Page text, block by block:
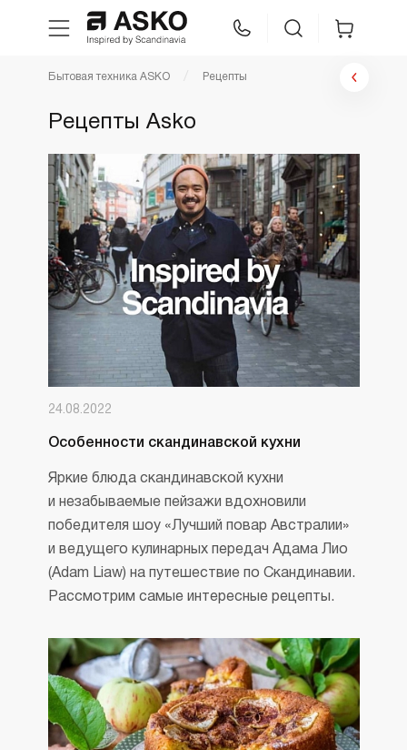
Техника для кухни
Уход за бельем
Asko Professional
Аксессуары
Шоу-рум
Бытовая техника ASKO Рецепты
Рецепты Asko
24.08.2022
Особенности скандинавской кухни
Яркие блюда скандинавской кухни
и незабываемые пейзажи вдохновили
победителя шоу «Лучший повар Австралии»
и ведущего кулинарных передач Адама Лио
(Adam Liaw) на путешествие по Скандинавии.
Рассмотрим самые интересные рецепты.